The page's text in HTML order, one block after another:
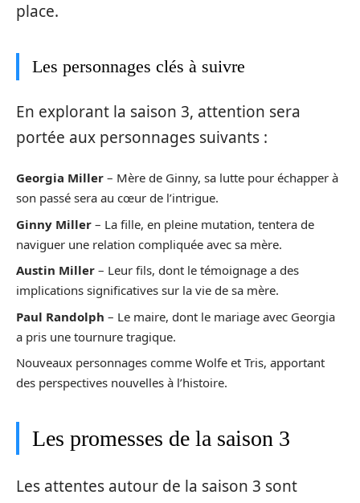
place.
Les personnages clés à suivre
En explorant la saison 3, attention sera
portée aux personnages suivants :
Georgia Miller – Mère de Ginny, sa lutte pour échapper à
son passé sera au cœur de l’intrigue.
Ginny Miller – La fille, en pleine mutation, tentera de
naviguer une relation compliquée avec sa mère.
Austin Miller – Leur fils, dont le témoignage a des
implications significatives sur la vie de sa mère.
Paul Randolph – Le maire, dont le mariage avec Georgia
a pris une tournure tragique.
Nouveaux personnages comme Wolfe et Tris, apportant
des perspectives nouvelles à l’histoire.
Les promesses de la saison 3
Les attentes autour de la saison 3 sont